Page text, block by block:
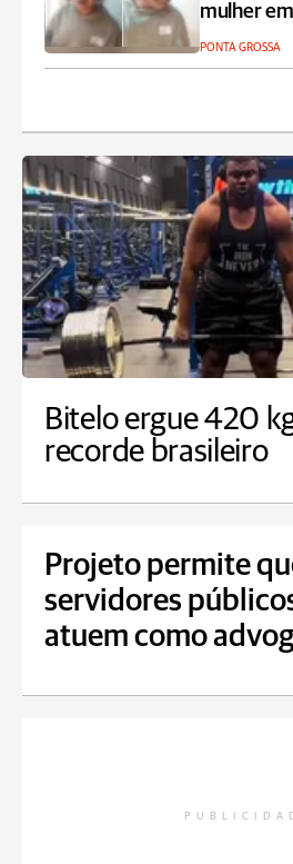
mulher
PONTA GROSSA
Bitelo ergue 420
recorde brasileiro
Projeto permite
servidores
atuem como